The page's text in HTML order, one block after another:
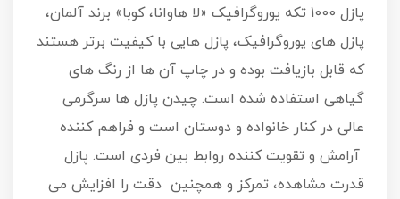
پازل 1000 تکه یوروگرافیک «لا هاوانا، کوبا» برند آلمان،
پازل های یوروگرافیک، پازل هایی با کیفیت برتر هستند
که قابل بازیافت بوده و در چاپ آن ها از رنگ های
گیاهی استفاده شده است. چیدن پازل ها سرگرمی
عالی در کنار خانواده و دوستان است و فراهم کننده
آرامش و تقویت کننده روابط بین فردی است. پازل
قدرت مشاهده، تمرکز و همچنین دقت را افزایش می